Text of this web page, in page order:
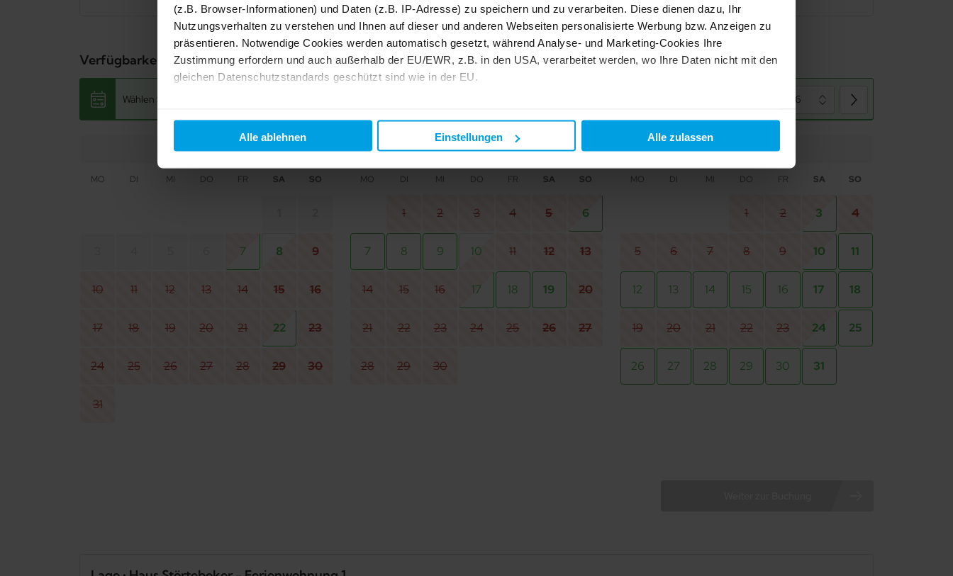
(z.B. Browser-Informationen) und Daten (z.B. IP-Adresse) zu speichern und zu verarbeiten. Diese dienen dazu, Ihr
Nutzungsverhalten zu verstehen und Ihnen auf dieser und anderen Webseiten personalisierte Werbung bzw. Anzeigen zu
präsentieren. Notwendige Cookies werden automatisch gesetzt, während Analyse- und Marketing-Cookies Ihre
Zustimmung erfordern und auch außerhalb der EU/EWR, z.B. in den USA, verarbeitet werden, wo Ihre Daten nicht mit den
gleichen Datenschutzstandards geschützt sind wie in der EU.
Alle ablehnen Einstellungen Alle zulassen
Auf Wunsch können Sie bei Anreise die Unterkunft selbst reinigen, dann fällt keine Reinigungspauschale an.
Verfügbarkeit prüfen
Wählen Sie Ihren Reisezeitraum aus, um den Preis zu sehen! August 2026
Aug 2026
MO DI MI DO FR SA SO
7 8 9
10 11 12 13 14 15 16
17 18 19 20 21 22 23
24 25 26 27 28 29 30
31
Sept 2026
MO DI MI DO FR SA SO
1 2 3 4 5 6
7 8 9 10 11 12 13
14 15 16 17 18 19 20
21 22 23 24 25 26 27
28 29 30
Okt 2026
MO DI MI DO FR SA SO
1 2 3 4
5 6 7 8 9 10 11
12 13 14 15 16 17 18
19 20 21 22 23 24 25
26 27 28 29 30 31